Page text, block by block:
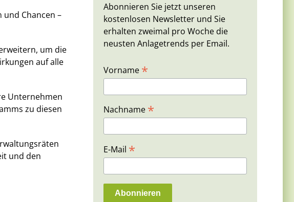
und Chancen –
um die
auf alle
Unternehmen
zu diesen
und den
Abonnieren Sie jetzt unseren
kostenlosen Newsletter und Sie
erhalten zweimal pro Woche die
neusten Anlagetrends per Email.
Vorname *
Nachname *
E-Mail *